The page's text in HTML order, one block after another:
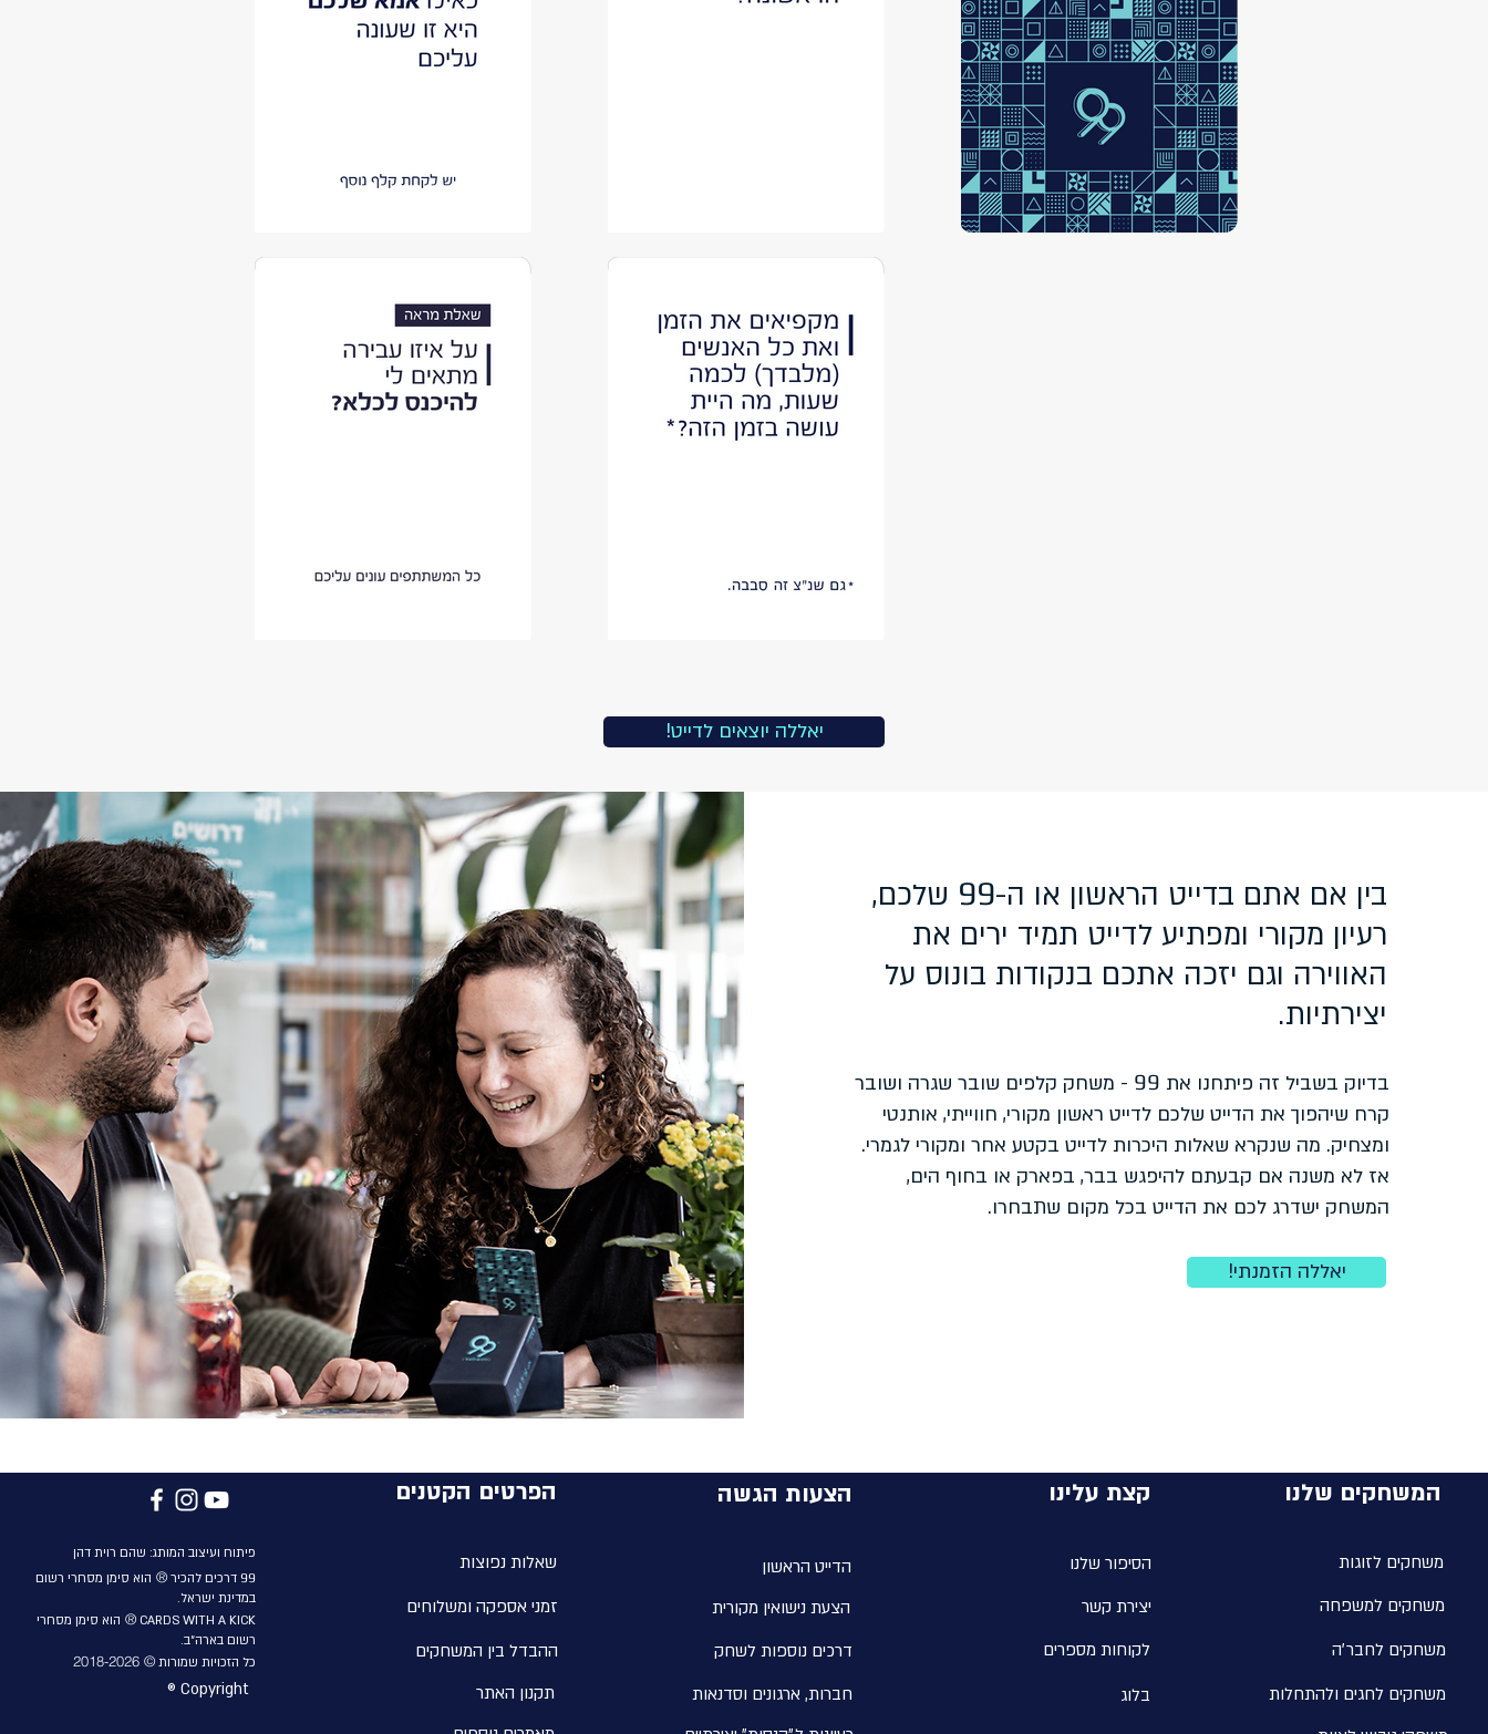
!יאללה יוצאים לדייט
בין אם אתם בדייט הראשון או ה-99 שלכם,
רעיון מקורי ומפתיע לדייט תמיד ירים את
האווירה וגם יזכה אתכם בנקודות בונוס על
יצירתיות.
בדיוק בשביל זה פיתחנו את 99 - משחק קלפים שובר שגרה ושובר
קרח שיהפוך את הדייט שלכם לדייט ראשון מקורי, חווייתי, אותנטי
ומצחיק. מה שנקרא שאלות היכרות לדייט בקטע אחר ומקורי לגמרי.
אז לא משנה אם קבעתם להיפגש בבר, בפארק או בחוף הים,
המשחק ישדרג לכם את הדייט בכל מקום שתבחרו.
!יאללה הזמנתי
פיתוח ועיצוב המותג: שהם רוית דהן
99 דרכים להכיר® הוא סימן מסחרי רשום
במדינת ישראל.
CARDS WITH A KICK
® הוא סימן מסחרי
רשום בארה״ב.
כל הזכויות שמורות© 2018-2026
® Copyright
הפרטים הקטנים
שאלות נפוצות
זמני אספקה ומשלוחים
ההבדל בין המשחקים
תקנון האתר
הצעות הגשה
הדייט הראשון
הצעת נישואין מקורית
דרכים נוספות לשחק
חברות, ארגונים וסדנאות
קצת עלינו
הסיפור שלנו
יצירת קשר
לקוחות מספרים
בלוג
המשחקים שלנו
משחקים לזוגות
משחקים למשפחה
משחקים לחבר׳ה
משחקים לחגים ולהתחלות